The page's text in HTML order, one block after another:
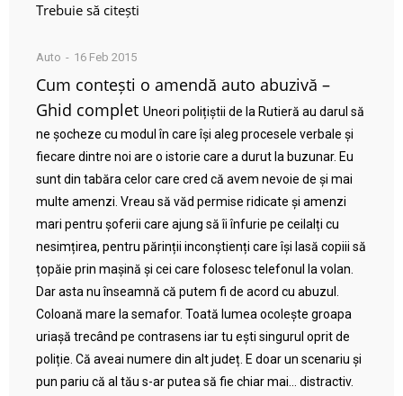
Trebuie să citești
Auto 16 Feb 2015
Cum contești o amendă auto abuzivă –
Ghid complet Uneori polițiștii de la Rutieră au darul să
ne șocheze cu modul în care își aleg procesele verbale și
fiecare dintre noi are o istorie care a durut la buzunar. Eu
sunt din tabăra celor care cred că avem nevoie de și mai
multe amenzi. Vreau să văd permise ridicate și amenzi
mari pentru șoferii care ajung să îi înfurie pe ceilalți cu
nesimțirea, pentru părinții inconștienți care își lasă copiii să
țopăie prin mașină și cei care folosesc telefonul la volan.
Dar asta nu înseamnă că putem fi de acord cu abuzul.
Coloană mare la semafor. Toată lumea ocolește groapa
uriașă trecând pe contrasens iar tu ești singurul oprit de
poliție. Că aveai numere din alt județ. E doar un scenariu și
pun pariu că al tău s-ar putea să fie chiar mai… distractiv.